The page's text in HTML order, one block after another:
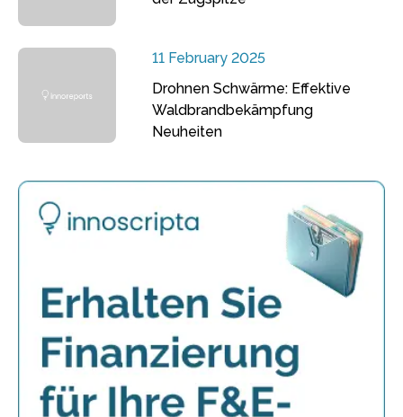
11 February 2025
Drohnen Schwärme: Effektive
Waldbrandbekämpfung
Neuheiten